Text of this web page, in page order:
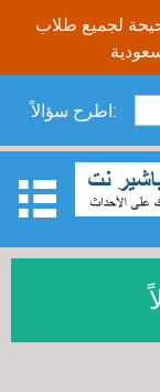
لجميع طلاب
اطرح سؤالاً: